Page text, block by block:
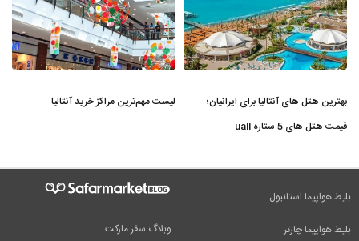
بهترین هتل های آنتالیا برای ایرانیان؛
قیمت هتل های 5 ستاره uall
لیست مهم‌ترین مراکز خرید آنتالیا
وبلاگ سفر مارکت
بلیط هواپیما استانبول
بلیط هواپیما چارتر